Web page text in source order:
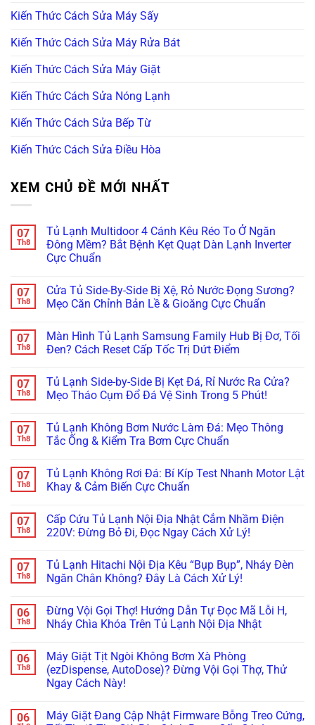
Kiến Thức Cách Sửa Máy Sấy
Kiến Thức Cách Sửa Máy Rửa Bát
Kiến Thức Cách Sửa Máy Giặt
Kiến Thức Cách Sửa Nóng Lạnh
Kiến Thức Cách Sửa Bếp Từ
Kiến Thức Cách Sửa Điều Hòa
XEM CHỦ ĐỀ MỚI NHẤT
07
Th8
Tủ Lạnh Multidoor 4 Cánh Kêu Réo To Ở Ngăn
Đông Mềm? Bắt Bệnh Kẹt Quạt Dàn Lạnh Inverter
Cực Chuẩn
bình
luận
ở
Multidoor
4
Cánh
Ở
Ngăn
Bắt
Bệnh
Kẹt
Lạnh
Inverter
Cực
07
Th8
Cửa Tủ Side-By-Side Bị Xệ, Rỏ Nước Đọng Sương?
Mẹo Căn Chỉnh Bản Lề & Gioăng Cực Chuẩn
bình
luận
ở
Side-
By-
Side
Nước
Đọng
Căn
Chỉnh
Bản
Gioăng
Cực
Chuẩn
07
Th8
Màn Hình Tủ Lạnh Samsung Family Hub Bị Đơ, Tối
Đen? Cách Reset Cấp Tốc Trị Dứt Điểm
bình
luận
ở
Lạnh
Samsung
Đơ,
Tối
Reset
Cấp
Tốc
Điểm
07
Th8
Tủ Lạnh Side-by-Side Bị Kẹt Đá, Rỉ Nước Ra Cửa?
Mẹo Tháo Cụm Đổ Đá Vệ Sinh Trong 5 Phút!
bình
luận
Side-
by-
Side
Đá,
Rỉ
Nước
Mẹo
Tháo
Cụm
Vệ
Sinh
Trong
07
Th8
Tủ Lạnh Không Bơm Nước Làm Đá: Mẹo Thông
Tắc Ống & Kiểm Tra Bơm Cực Chuẩn
bình
luận
ở
Không
Bơm
Nước
Mẹo
Thông
Tắc
Kiểm
Tra
Bơm
07
Th8
Tủ Lạnh Không Rơi Đá: Bí Kíp Test Nhanh Motor Lật
Khay & Cảm Biến Cực Chuẩn
bình
luận
ở
Không
Rơi
Đá:
Test
Nhanh
Motor
&
Cảm
Biến
Cực
07
Th8
Cấp Cứu Tủ Lạnh Nội Địa Nhật Cắm Nhầm Điện
220V: Đừng Bỏ Đi, Đọc Ngay Cách Xử Lý!
bình
luận
ở
Tủ
Lạnh
Nội
Cắm
Nhầm
Điện
220V:
Đi,
Đọc
07
Th8
Tủ Lạnh Hitachi Nội Địa Kêu “Bụp Bụp”, Nháy Đèn
Ngăn Chân Không? Đây Là Cách Xử Lý!
bình
luận
ở
Hitachi
Nội
Địa
Kêu
Nháy
Đèn
06
Th8
Đừng Vội Gọi Thợ! Hướng Dẫn Tự Đọc Mã Lỗi H,
Nháy Chìa Khóa Trên Tủ Lạnh Nội Địa Nhật
bình
luận
ở
Đừng
Thợ!
Hướng
06
Th8
Máy Giặt Tịt Ngòi Không Bơm Xà Phòng
(ezDispense, AutoDose)? Đừng Vội Gọi Thợ, Thử
Ngay Cách Này!
bình
06
Máy Giặt Đang Cập Nhật Firmware Bỗng Treo Cứng,